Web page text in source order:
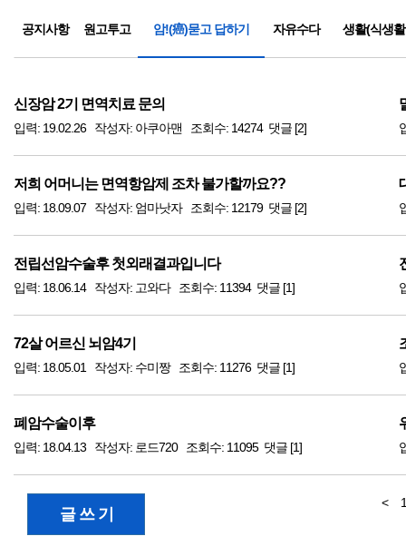
공지사항 원고투고 암!(癌)묻고 답하기 자유수다 생활(식생
신장암 2기 면역치료 문의
입력: 19.02.26 작성자: 아쿠아맨 조회수: 14274 댓글 [2]
저희 어머니는 면역항암제 조차 불가할까요??
입력: 18.09.07 작성자: 엄마낫자 조회수: 12179 댓글 [2]
전립선암수술후 첫외래결과입니다
입력: 18.06.14 작성자: 고와다 조회수: 11394 댓글 [1]
72살 어르신 뇌암4기
입력: 18.05.01 작성자: 수미짱 조회수: 11276 댓글 [1]
폐암수술이후
입력: 18.04.13 작성자: 로드720 조회수: 11095 댓글 [1]
글 쓰 기
<